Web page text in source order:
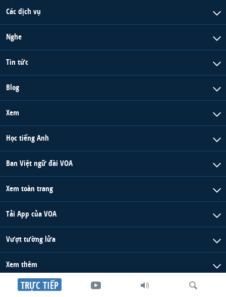
TRỰC TIẾP
Các dịch vụ
Nghe
Tin tức
Blog
Xem
Học tiếng Anh
Ban Việt ngữ đài VOA
Xem toàn trang
Tải App của VOA
Vượt tường lửa
Xem thêm